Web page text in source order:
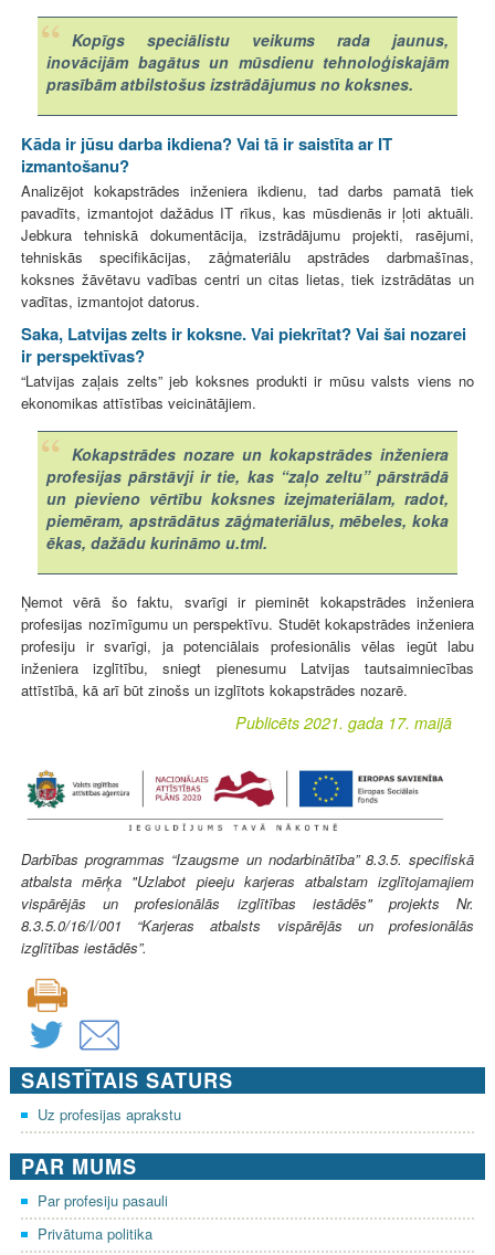
Kopīgs speciālistu veikums rada jaunus,
inovācijām bagātus un mūsdienu tehnoloģiskajām
prasībām atbilstošus izstrādājumus no koksnes.
Kāda ir jūsu darba ikdiena? Vai tā ir saistīta ar IT
izmantošanu?
Analizējot kokapstrādes inženiera ikdienu, tad darbs pamatā tiek
pavadīts, izmantojot dažādus IT rīkus, kas mūsdienās ir ļoti aktuāli.
Jebkura tehniskā dokumentācija, izstrādājumu projekti, rasējumi,
tehniskās specifikācijas, zāģmateriālu apstrādes darbmašīnas,
koksnes žāvētavu vadības centri un citas lietas, tiek izstrādātas un
vadītas, izmantojot datorus.
Saka, Latvijas zelts ir koksne. Vai piekrītat? Vai šai nozarei
ir perspektīvas?
“Latvijas zaļais zelts” jeb koksnes produkti ir mūsu valsts viens no
ekonomikas attīstības veicinātājiem.
Kokapstrādes nozare un kokapstrādes inženiera
profesijas pārstāvji ir tie, kas “zaļo zeltu” pārstrādā
un pievieno vērtību koksnes izejmateriālam, radot,
piemēram, apstrādātus zāģmateriālus, mēbeles, koka
ēkas, dažādu kurināmo u.tml.
Ņemot vērā šo faktu, svarīgi ir pieminēt kokapstrādes inženiera
profesijas nozīmīgumu un perspektīvu. Studēt kokapstrādes inženiera
profesiju ir svarīgi, ja potenciālais profesionālis vēlas iegūt labu
inženiera izglītību, sniegt pienesumu Latvijas tautsaimniecības
attīstībā, kā arī būt zinošs un izglītots kokapstrādes nozarē.
Publicēts 2021. gada 17. maijā
Darbības programmas “Izaugsme un nodarbinātība” 8.3.5. specifiskā
atbalsta mērķa "Uzlabot pieeju karjeras atbalstam izglītojamajiem
vispārējās un profesionālās izglītības iestādēs" projekts Nr.
8.3.5.0/16/I/001 “Karjeras atbalsts vispārējās un profesionālās
izglītības iestādēs”.
SAISTĪTAIS SATURS
Uz profesijas aprakstu
PAR MUMS
Par profesiju pasauli
Privātuma politika